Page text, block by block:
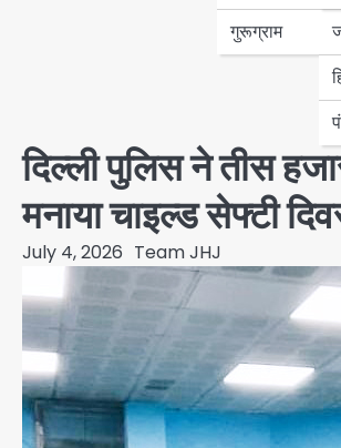
गुरूग्राम
दिल्ली पुलिस ने तीस
मनाया चाइल्ड सेफ्टी
July 4, 2026 Team JHJ